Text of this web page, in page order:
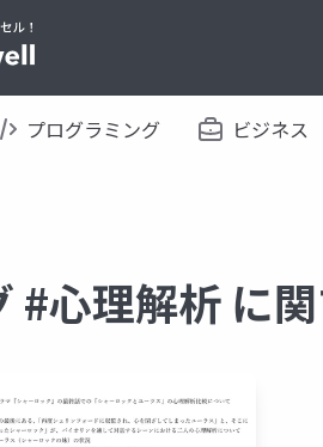
プログラミング ビジネス
#心理解析 に